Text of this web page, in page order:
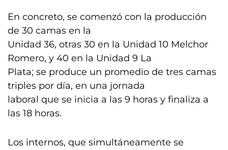
En concreto, se comenzó con la producción
de 30 camas en la
Unidad 36, otras 30 en la Unidad 10 Melchor
Romero, y 40 en la Unidad 9 La
Plata; se produce un promedio de tres camas
triples por día, en una jornada
laboral que se inicia a las 9 horas y finaliza a
las 18 horas.
Los internos, que simultáneamente se